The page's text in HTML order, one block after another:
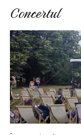
Concertul